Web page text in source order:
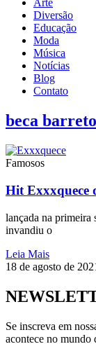
Arte
Diversão
Educação
Moda
Música
Notícias
Blog
Contato
beca barreto
Famosos
Hit Exxxquece
lançada na primeira
invandiu o
Leia Mais
18 de agosto de
Se inscreva em
acontece no mundo